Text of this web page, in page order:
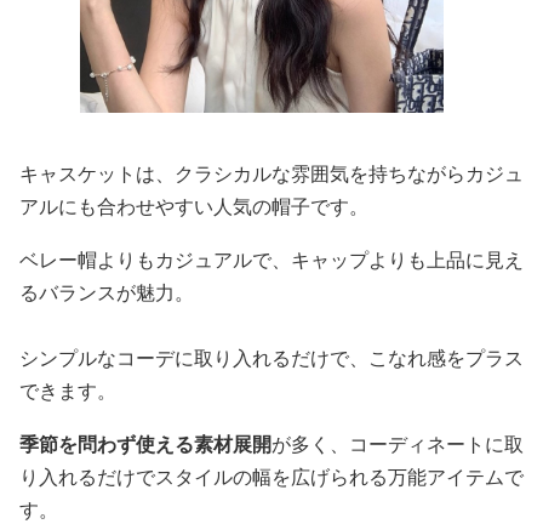
キャスケットは、クラシカルな雰囲気を持ちながらカジュ
アルにも合わせやすい人気の帽子です。
ベレー帽よりもカジュアルで、キャップよりも上品に見え
るバランスが魅力。
シンプルなコーデに取り入れるだけで、こなれ感をプラス
できます。
季節を問わず使える素材展開が多く、コーディネートに取
り入れるだけでスタイルの幅を広げられる万能アイテムで
す。